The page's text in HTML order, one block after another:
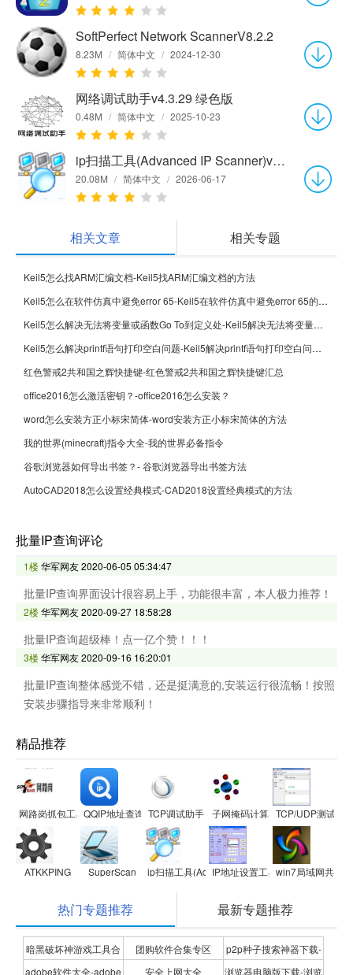
SoftPerfect Network ScannerV8.2.2
8.23M / 简体中文 / 2024-12-30
网络调试助手v4.3.29 绿色版
0.48M / 简体中文 / 2025-10-23
ip扫描工具(Advanced IP Scanner)v2.5.4594.1
20.08M / 简体中文 / 2026-06-17
相关文章 相关专题
Keil5怎么找ARM汇编文档-Keil5找ARM汇编文档的方法
Keil5怎么在软件仿真中避免error 65-Keil5在软件仿真中避免error 65的方法
Keil5怎么解决无法将变量或函数Go To到定义处-Keil5解决无法将变量或函数Go To到定义处的方法
Keil5怎么解决printf语句打印空白问题-Keil5解决printf语句打印空白问题的方法
红色警戒2共和国之辉快捷键-红色警戒2共和国之辉快捷键汇总
office2016怎么激活密钥？-office2016怎么安装？
word怎么安装方正小标宋简体-word安装方正小标宋简体的方法
我的世界(minecraft)指令大全-我的世界必备指令
谷歌浏览器如何导出书签？- 谷歌浏览器导出书签方法
AutoCAD2018怎么设置经典模式-CAD2018设置经典模式的方法
批量IP查询评论
1楼华军网友2020-06-05 05:34:47
批量IP查询界面设计很容易上手，功能很丰富，本人极力推荐！
2楼华军网友2020-09-27 18:58:28
批量IP查询超级棒！点一亿个赞！！！
3楼华军网友2020-09-16 16:20:01
批量IP查询整体感觉不错，还是挺满意的,安装运行很流畅！按照
安装步骤指导来非常顺利！
精品推荐
网路岗抓包工具iptoolQQIP地址查询器TCP调试助手 子网掩码计算器TCP/UDP测试工
ATKKPING SuperScan ip扫描工具(Advanced IP Scanner)
IP地址设置工具win7局域网共享
热门专题推荐 最新专题推荐
暗黑破坏神游戏工具合
集
团购软件合集专区
p2p种子搜索神器下载-
P2P种子搜索神器专题
adobe软件大全-adobe 安全上网大全 浏览器电脑版下载-浏览